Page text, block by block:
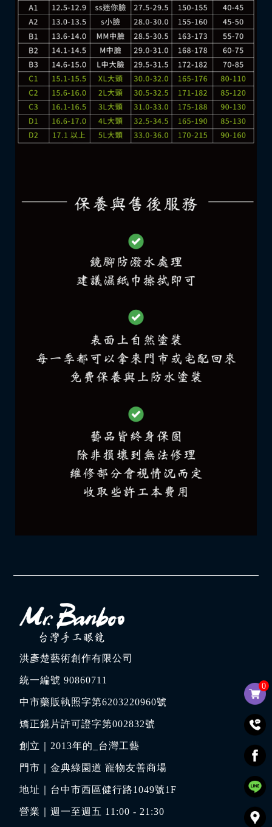
0
洪彥楚藝術創作有限公司
統一編號 90860711
中市藥販執照字第6203220960號
矯正鏡片許可證字第002832號
創立｜2013年的_台灣工藝
門市｜金典綠園道 寵物友善商場
地址｜ 台中市西區健行路1049號1F
營業｜週一至週五 11:00 - 21:30